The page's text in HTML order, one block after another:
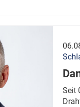
Seit